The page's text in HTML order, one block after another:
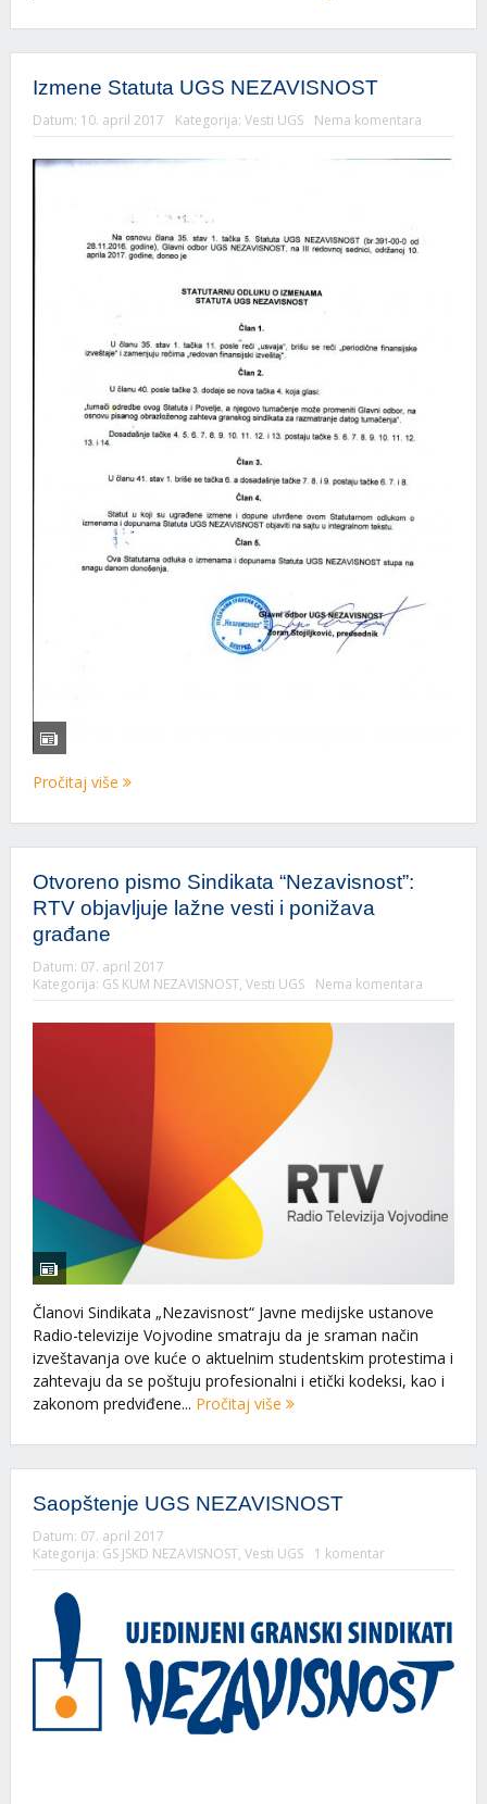
Izmene Statuta UGS NEZAVISNOST
Datum: 10. april 2017 Kategorija: Vesti UGS Nema komentara
Pročitaj više
Otvoreno pismo Sindikata “Nezavisnost”:
RTV objavljuje lažne vesti i ponižava
građane
Datum: 07. april 2017
Kategorija: GS KUM NEZAVISNOST, Vesti UGS Nema komentara
Članovi Sindikata „Nezavisnost“ Javne medijske ustanove
Radio-televizije Vojvodine smatraju da je sraman način
izveštavanja ove kuće o aktuelnim studentskim protestima i
zahtevaju da se poštuju profesionalni i etički kodeksi, kao i
zakonom predviđene... Pročitaj više
Saopštenje UGS NEZAVISNOST
Datum: 07. april 2017
Kategorija: GS JSKD NEZAVISNOST, Vesti UGS 1 komentar